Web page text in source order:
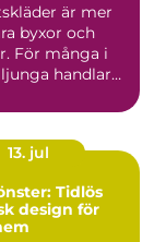
är mer
byxor och
För många i
handlar
13. jul
Tidlös
design för